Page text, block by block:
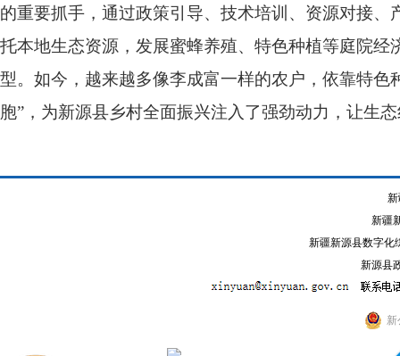
的重要抓手，通过政策引导、技术培训、资源对接
托本地生态资源，发展蜜蜂养殖、特色种植等庭院
型。如今，越来越多像李成富一样的农户，依靠特
胞”，为新源县乡村全面振兴注入了强劲动力，让生
新疆
新疆新源县数字化
新源县
新